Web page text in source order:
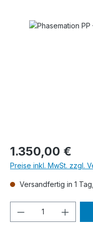
Bildergalerie
Regulärer Preis:
1.350,00 €
Preise inkl. MwSt. zzgl.
Versandfertig in 1
Produkt